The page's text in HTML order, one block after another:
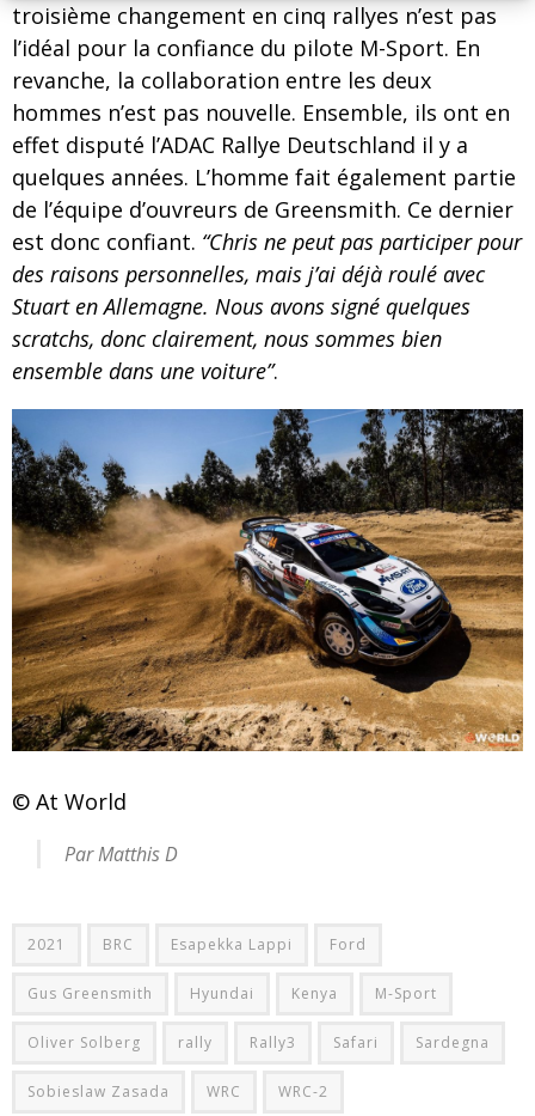
troisième changement en cinq rallyes n’est pas
l’idéal pour la confiance du pilote M-Sport. En
revanche, la collaboration entre les deux
hommes n’est pas nouvelle. Ensemble, ils ont en
effet disputé l’ADAC Rallye Deutschland il y a
quelques années. L’homme fait également partie
de l’équipe d’ouvreurs de Greensmith. Ce dernier
est donc confiant. “Chris ne peut pas participer pour
des raisons personnelles, mais j’ai déjà roulé avec
Stuart en Allemagne. Nous avons signé quelques
scratchs, donc clairement, nous sommes bien
ensemble dans une voiture”.
© At World
Par Matthis D
2021 BRC Esapekka Lappi Ford
Gus Greensmith Hyundai Kenya M-Sport
Oliver Solberg rally Rally3 Safari Sardegna
Sobieslaw Zasada WRC WRC-2